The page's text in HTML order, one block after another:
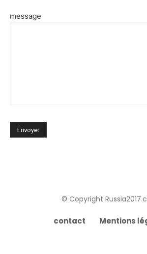
message
© Copyright
contact Mentions